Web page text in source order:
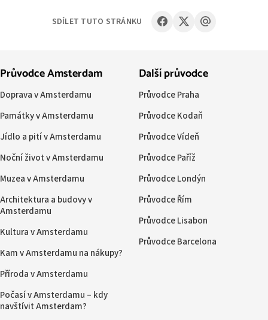
SDÍLET TUTO STRÁNKU
Průvodce Amsterdam
Doprava v Amsterdamu
Památky v Amsterdamu
Jídlo a pití v Amsterdamu
Noční život v Amsterdamu
Muzea v Amsterdamu
Architektura a budovy v
Amsterdamu
Kultura v Amsterdamu
Kam v Amsterdamu na nákupy?
Příroda v Amsterdamu
Počasí v Amsterdamu – kdy
navštívit Amsterdam?
Další průvodce
Průvodce Praha
Průvodce Kodaň
Průvodce Vídeň
Průvodce Paříž
Průvodce Londýn
Průvodce Řím
Průvodce Lisabon
Průvodce Barcelona